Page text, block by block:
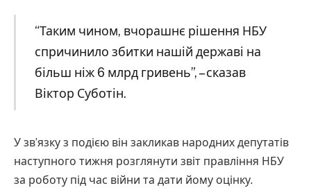
“Таким чином, вчорашнє рішення НБУ
спричинило збитки нашій державі на
більш ніж 6 млрд гривень”, – сказав
Віктор Суботін.
У зв’язку з подією він закликав народних депутатів
наступного тижня розглянути звіт правління НБУ
за роботу під час війни та дати йому оцінку.